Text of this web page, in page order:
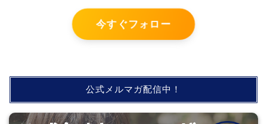
今すぐフォロー
公式メルマガ配信中！